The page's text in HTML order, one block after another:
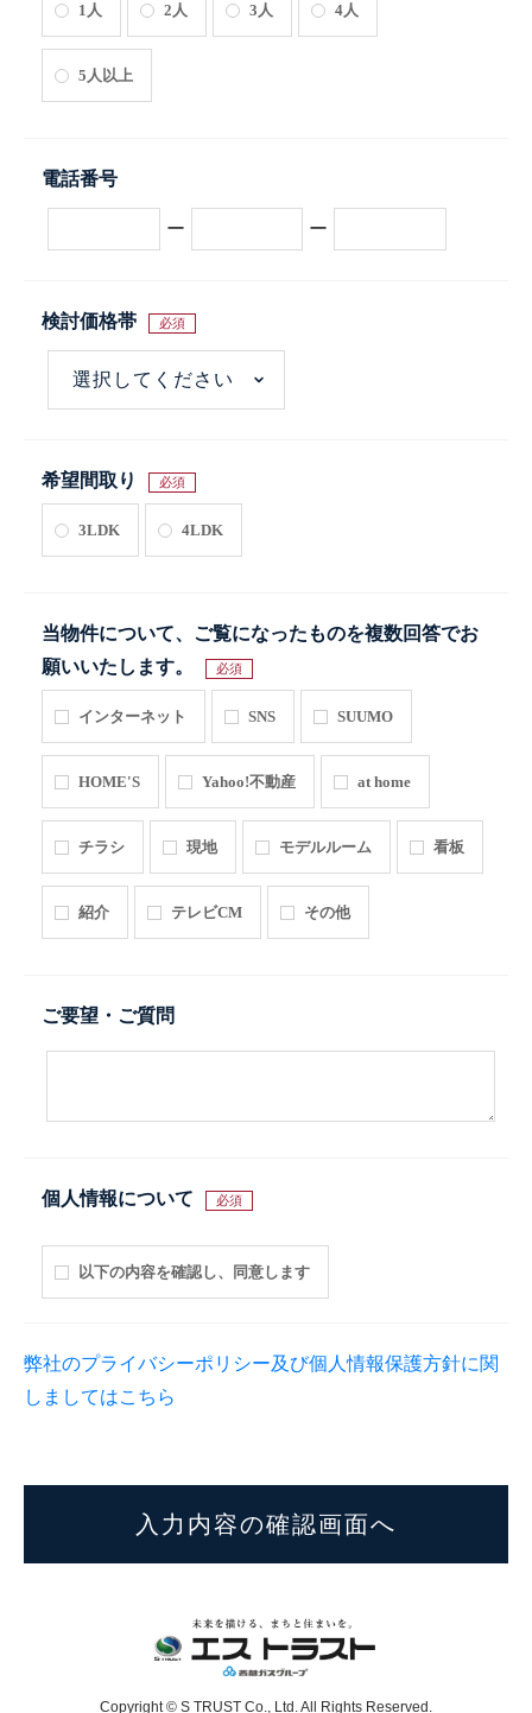
1人 2人 3人 4人
5人以上
電話番号
ー ー
検討価格帯 必須
希望間取り 必須
3LDK 4LDK
当物件について、ご覧になったものを複数回答でお
願いいたします。
必須
インターネット SNS SUUMO
HOME'S Yahoo!不動産 at home
チラシ 現地 モデルルーム 看板
紹介 テレビCM その他
ご要望・ご質問
個人情報について 必須
以下の内容を確認し、同意します
弊社のプライバシーポリシー及び個人情報保護方針に関
しましてはこちら
Copyright © S TRUST Co., Ltd. All Rights Reserved.